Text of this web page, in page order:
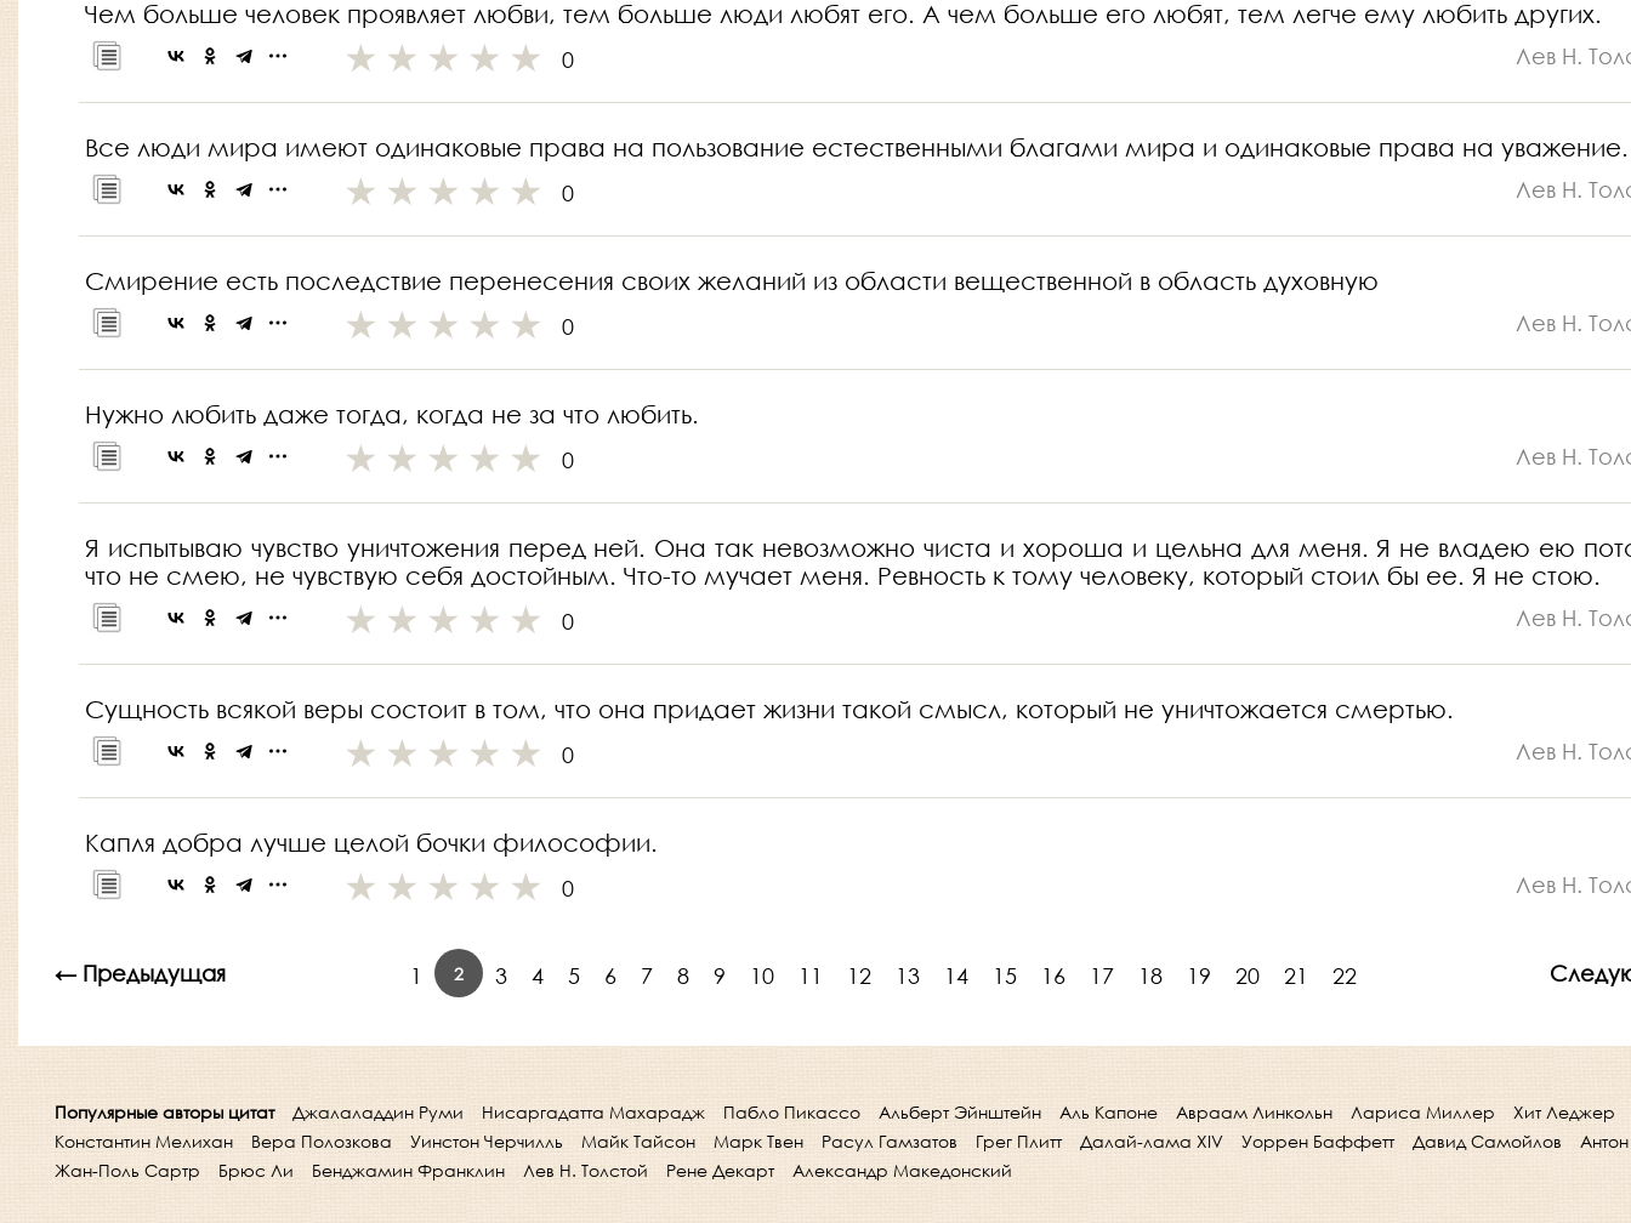
Чем больше человек проявляет любви, тем больше люди любят его. А чем больше его любят, тем легче ему любить других.
0 Лев Н.
Все люди мира имеют одинаковые права на пользование естественными благами мира и одинаковые права на уважение.
0 Лев Н.
Смирение есть последствие перенесения своих желаний из области вещественной в область духовную
0 Лев Н.
Нужно любить даже тогда, когда не за что любить.
0 Лев Н.
Я испытываю чувство уничтожения перед ней. Она так невозможно чиста и хороша и цельна для меня. Я не владею ею
что не смею, не чувствую себя достойным. Что-то мучает меня. Ревность к тому человеку, который стоил бы ее. Я не стою.
0 Лев Н.
Сущность всякой веры состоит в том, что она придает жизни такой смысл, который не уничтожается смертью.
0 Лев Н.
Капля добра лучше целой бочки философии.
0 Лев Н.
← Предыдущая 1 2 3 4 5 6 7 8 9 10 11 12 13 14 15 16 17 18 19 20 21 22
Популярные авторы цитат Джалаладдин Руми Нисаргадатта Махарадж Пабло Пикассо Альберт Эйнштейн Аль Капоне Авраам Линкольн Лариса Миллер
Хит Леджер
Константин Мелихан
Вера Полозкова Уинстон Черчилль Майк Тайсон Марк Твен Расул Гамзатов Грег Плитт Далай-лама XIV Уоррен Баффетт Давид Самойлов
Жан-Поль Сартр
Брюс Ли Бенджамин Франклин Лев Н. Толстой Рене Декарт Александр Македонский